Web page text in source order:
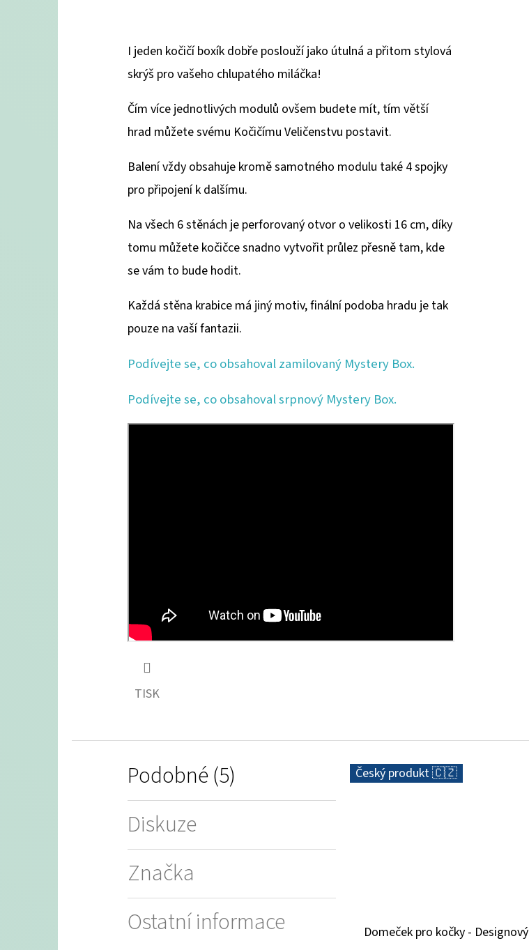
I jeden kočičí boxík dobře poslouží jako útulná a přitom stylová
skrýš pro vašeho chlupatého miláčka!
Čím více jednotlivých modulů ovšem budete mít, tím větší
hrad můžete svému Kočičímu Veličenstvu postavit.
Balení vždy obsahuje kromě samotného modulu také 4 spojky
pro připojení k dalšímu.
Na všech 6 stěnách je perforovaný otvor o velikosti 16 cm, díky
tomu můžete kočičce snadno vytvořit průlez přesně tam, kde
se vám to bude hodit.
Každá stěna krabice má jiný motiv, finální podoba hradu je tak
pouze na vaší fantazii.
Podívejte se, co obsahoval zamilovaný Mystery Box.
Podívejte se, co obsahoval srpnový Mystery Box.
TISK
Podobné (5)
Diskuze
Značka
Ostatní informace
Český produkt 🇨🇿
Domeček pro kočky - Designový